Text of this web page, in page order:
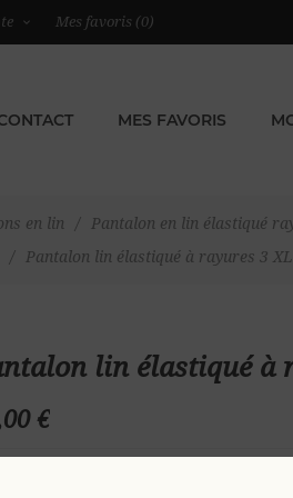
Mes favoris (0)
MES FAVORIS
en lin / Pantalon en lin élastiqué
/ Pantalon lin élastiqué à rayures 3
lin élastiqué à
€